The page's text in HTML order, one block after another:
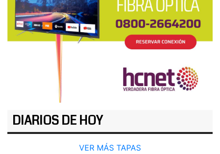
DIARIOS DE HOY
VER MÁS TAPAS